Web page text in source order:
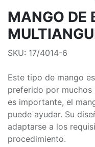
MANGO DE
SKU: 17/4014-6
Este tipo de mango
preferido por muchos
es importante, el
puede ayudar. Su
adaptarse a los
procedimiento.